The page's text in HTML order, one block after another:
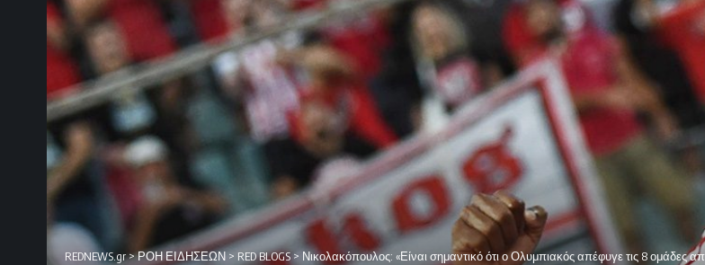
REDNEWS.gr>ΡΟΗ ΕΙΔΗΣΕΩΝ > RED BLOGS > Νικολακόπουλος: «Είναι σημαντικό ότι ο Ολυμπιακός απέφυγε τις 8